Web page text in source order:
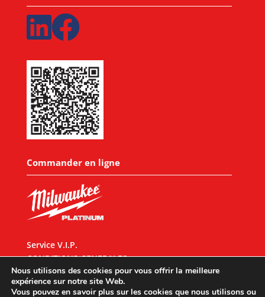
Commander en ligne
Service V.I.P.
CONDITIONS GENERALES
Nous utilisons des cookies pour vous offrir la meilleure
expérience sur notre site Web.
Vous pouvez en savoir plus sur les cookies que nous utilisons ou